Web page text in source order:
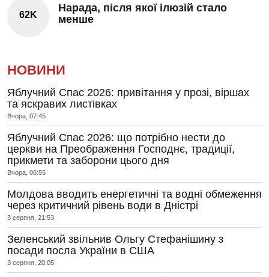
62K
Нарада, після якої ілюзій стало
менше
НОВИНИ
Яблучний Спас 2026: привітання у прозі, віршах
та яскравих листівках
Вчора, 07:45
Яблучний Спас 2026: що потрібно нести до
церкви на Преображення Господнє, традиції,
прикмети та заборони цього дня
Вчора, 06:55
Молдова вводить енергетичні та водні обмеження
через критичний рівень води в Дністрі
3 серпня, 21:53
Зеленський звільнив Ольгу Стефанішину з
посади посла України в США
3 серпня, 20:05